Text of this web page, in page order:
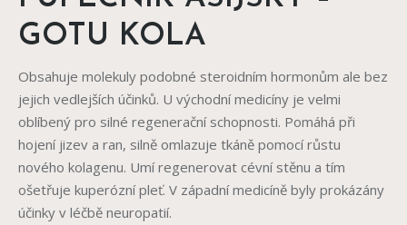
GOTU KOLA
Obsahuje molekuly podobné steroidním hormonům ale bez
jejich vedlejších účinků. U východní medicíny je velmi
oblíbený pro silné regenerační schopnosti. Pomáhá při
hojení jizev a ran, silně omlazuje tkáně pomocí růstu
nového kolagenu. Umí regenerovat cévní stěnu a tím
ošetřuje kuperózní pleť. V západní medicíně byly prokázány
účinky v léčbě neuropatií.